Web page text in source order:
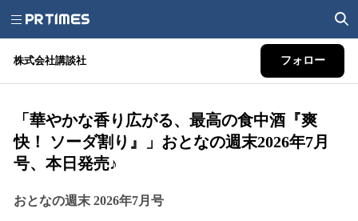
株式会社講談社 フォロー
「華やかな香り広がる、最高の食中酒『爽
快！ ソーダ割り』」おとなの週末2026年7月
号、本日発売♪
おとなの週末 2026年7月号